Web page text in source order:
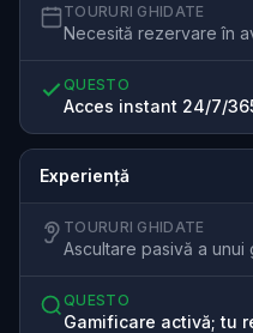
TOURURI GHIDATE
Necesită rezervare în
QUESTO
Acces instant 24/7/
Experiență
TOURURI GHIDATE
Ascultare pasivă a unui
QUESTO
Gamificare activă; tu